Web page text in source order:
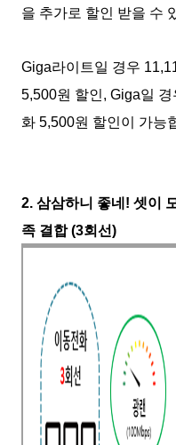
을 추가로 할인 받을 수
Giga라이트일 경우
5,500원 할인, Giga일
화 5,500원 할인이 가능
2. 삼삼하니 좋네! 셋이
족 결합 (3회선)